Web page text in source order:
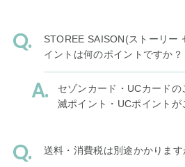
STOREE SAISON(ストーリー
イントは何のポイントですか？
セゾンカード・UCカード
滅ポイント・UCポイントが
送料・消費税は別途かかります